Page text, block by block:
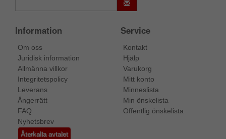
Information
Om oss
Juridisk information
Allmänna villkor
Integritetspolicy
Leverans
Ångerrätt
FAQ
Nyhetsbrev
Återkalla avtalet
Service
Kontakt
Hjälp
Varukorg
Mitt konto
Minneslista
Min önskelista
Offentlig önskelista